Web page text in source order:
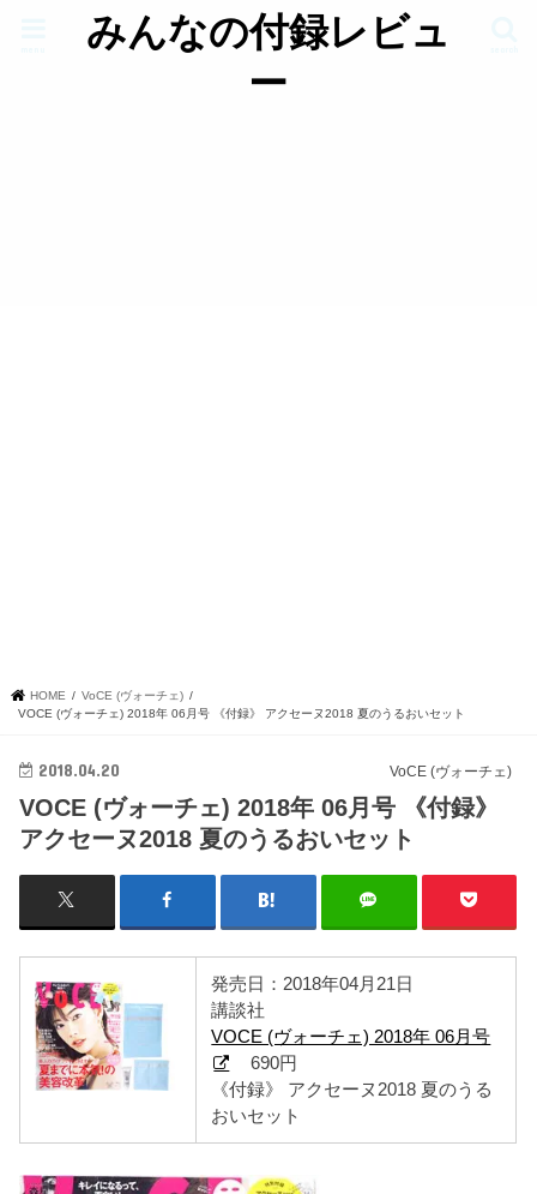
みんなの付録レビュ
ー
HOME
VoCE (ヴォーチェ)
VOCE (ヴォーチェ) 2018年 06月号 《付録》 アクセーヌ2018 夏のうるおいセット
VoCE (ヴォーチェ)
2018.04.20
VOCE (ヴォーチェ) 2018年 06月号 《付録》
アクセーヌ2018 夏のうるおいセット
発売日：2018年04月21日
講談社
VOCE (ヴォーチェ) 2018年 06月号
690円
《付録》 アクセーヌ2018 夏のうる
おいセット